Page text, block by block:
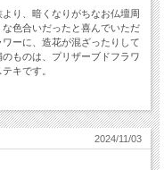
り、暗くなりがちなお仏壇周
色合いだったと喜んでいただ
ーに、造花が混ざったりして
ものは、プリザーブドフラワ
キです。
2024/11/03